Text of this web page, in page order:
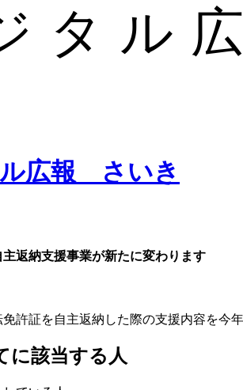
返納支援事業が新たに変わります
許証を自主返納した際の支援内容を今
該当する人